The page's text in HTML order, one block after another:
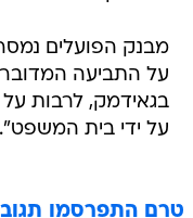
מבנק הפועלים
על התביעה
בגאידמק, לרבות על
על ידי בית המשפט".
טרם התפרסמו